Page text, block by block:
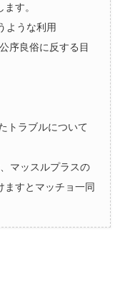
す。
ような利用
序良俗に反する目
トラブルについて
マッスルプラスの
ますとマッチョ一同